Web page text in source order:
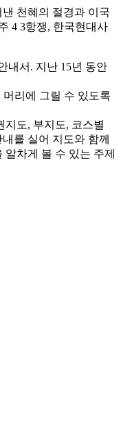
천혜의 절경과 이국
4 3항쟁, 한국현대사
내서. 지난 15년 동안
리에 그릴 수 있도록
지도, 부지도, 코스별
를 실어 지도와 함께
차게 볼 수 있는 주제